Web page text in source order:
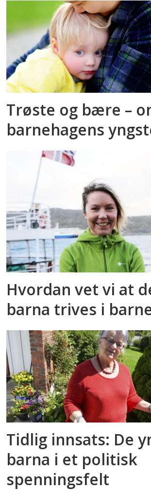
Trøste og bære –
barnehagens
Hvordan vet vi at
barna trives i
Tidlig innsats: De
barna i et politisk
spenningsfelt